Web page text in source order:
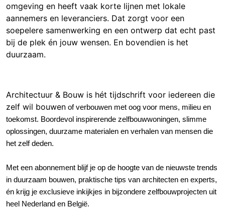
omgeving en heeft vaak korte lijnen met lokale
aannemers en leveranciers. Dat zorgt voor een
soepelere samenwerking en een ontwerp dat echt past
bij de plek én jouw wensen. En bovendien is het
duurzaam.
Architectuur & Bouw is hét tijdschrift voor iedereen die
zelf wil bouwen of verbouwen met oog voor mens, milieu en
toekomst. Boordevol inspirerende zelfbouwwoningen, slimme
oplossingen, duurzame materialen en verhalen van mensen die
het zelf deden.
Met een abonnement blijf je op de hoogte van de nieuwste trends
in duurzaam bouwen, praktische tips van architecten en experts,
én krijg je exclusieve inkijkjes in bijzondere zelfbouwprojecten uit
heel Nederland en België.